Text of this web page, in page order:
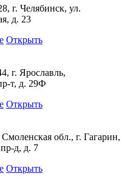
г. Челябинск, ул.
д. 23
Открыть
г. Ярославль,
т, д. 29Ф
Открыть
обл., г. Гагарин,
д, д. 7
Открыть